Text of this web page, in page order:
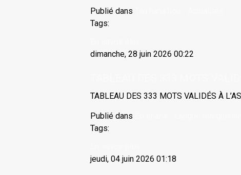
Publié dans
Tags:
dimanche, 28 juin 2026 00:22
TABLEAU DES 333 MOTS VALIDÉS À
Publié dans
Tags:
jeudi, 04 juin 2026 01:18